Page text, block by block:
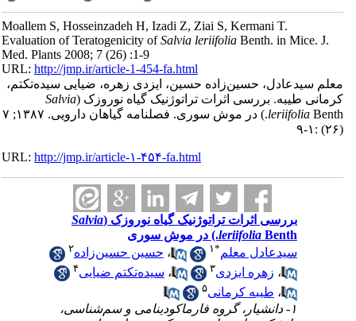
Moallem S, Hosseinzadeh H, Izadi Z, Ziai S, Kermani T.
Evaluation of Teratogenicity ofSalvia leriifoliaBenth. in Mice. J.
Med. Plants 2008; 7 (26) :1-9
URL:http://jmp.ir/article-1-454-fa.html
سیدعادل، حسین‌زاده حسین، ‌ایزدی زهره، ضیایی سیده‌تکتم،
طیبه. بررسی اثرات تراتوژنیک گیاه نوروزک (Salvia
leriifolia
Benth.) در موش سوری. فصلنامه گياهان دارویی. ۱۳۸۷; ۷
URL:http://jmp.ir/article-۱-۴۵۴-fa.html
بررسی اثرات تراتوژنیک گیاه نوروزک (Salvia
leriifoliaBenth.) در موش سوری
سیدعادل معلم ۱ ،حسین حسین‌زاده۲
،زهره ‌ایزدی ،سیده‌تکتم ضیایی ۴
،طیبه کرمانی ۵
۱- دانشیار، گروه فارماکودینامی و سم‌شناسی،